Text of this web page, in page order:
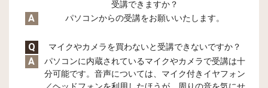
受講できますか？
A パソコンからの受講をお願いいたします。
Q マイクやカメラを買わないと受講できないですか？
A
パソコンに内蔵されているマイクやカメラで受講は十
分可能です。音声については、マイク付きイヤフォン